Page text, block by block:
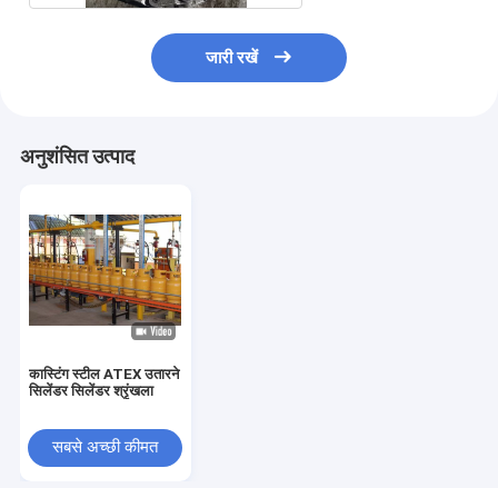
जारी रखें
अनुशंसित उत्पाद
कास्टिंग स्टील ATEX उतारने
सिलेंडर सिलेंडर श्रृंखला
सबसे अच्छी कीमत